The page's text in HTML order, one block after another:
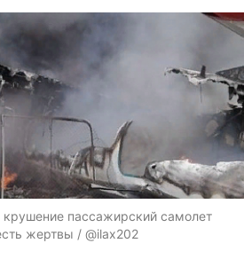
крушение пассажирский самолет
жертвы / @ilax202